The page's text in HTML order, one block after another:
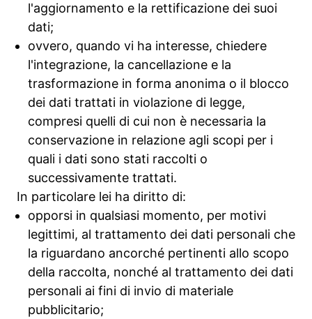
l'aggiornamento e la rettificazione dei suoi
dati;
ovvero, quando vi ha interesse, chiedere
l'integrazione, la cancellazione e la
trasformazione in forma anonima o il blocco
dei dati trattati in violazione di legge,
compresi quelli di cui non è necessaria la
conservazione in relazione agli scopi per i
quali i dati sono stati raccolti o
successivamente trattati.
In particolare lei ha diritto di:
opporsi in qualsiasi momento, per motivi
legittimi, al trattamento dei dati personali che
la riguardano ancorché pertinenti allo scopo
della raccolta, nonché al trattamento dei dati
personali ai fini di invio di materiale
pubblicitario;